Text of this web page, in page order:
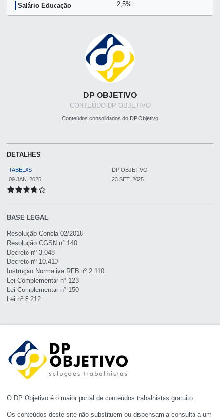
DP OBJETIVO
CONTEÚDO DP OBJETIVO
Conteúdos consolidados do DP Objetivo
BASE LEGAL
Resolução Concla 02/2018
Resolução CGSN n° 140
Decreto nº 3.048
Decreto nº 10.410
Instrução Normativa RFB nº 2.110
Lei Complementar nº 123
Lei Complementar nº 150
Lei nº 8.212
DETALHES
TABELAS
DP OBJETIVO
09 JAN. 2025
23 SET. 2025
Salário Educação
2,5%
O DP Objetivo é o maior portal de conteúdos trabalhistas gratuito.
Os conteúdos deste site não substituem ou dispensam a consulta a um